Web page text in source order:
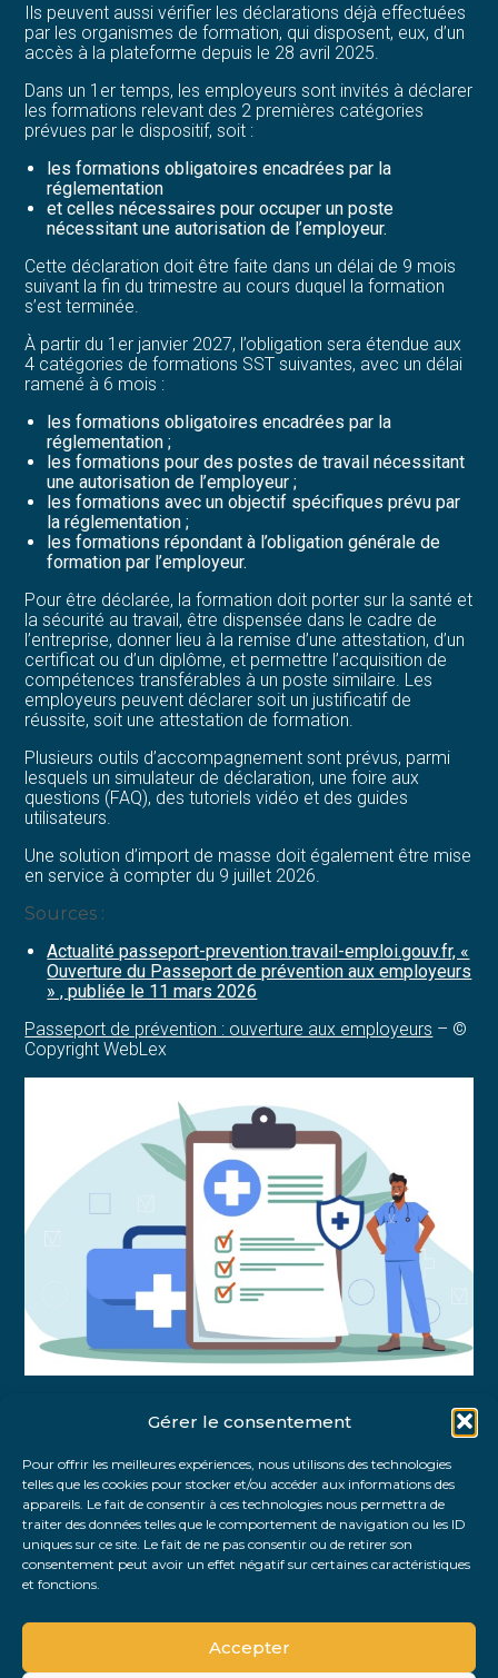
Gérer le consentement
Pour offrir les meilleures expériences, nous utilisons des technologies
telles que les cookies pour stocker et/ou accéder aux informations des
appareils. Le fait de consentir à ces technologies nous permettra de
traiter des données telles que le comportement de navigation ou les ID
uniques sur ce site. Le fait de ne pas consentir ou de retirer son
consentement peut avoir un effet négatif sur certaines caractéristiques
et fonctions.
Accepter
Ils peuvent aussi vérifier les déclarations déjà effectuées
par les organismes de formation, qui disposent, eux, d’un
accès à la plateforme depuis le 28 avril 2025.
Dans un 1er temps, les employeurs sont invités à déclarer
les formations relevant des 2 premières catégories
prévues par le dispositif, soit :
les formations obligatoires encadrées par la
réglementation
et celles nécessaires pour occuper un poste
nécessitant une autorisation de l’employeur.
Cette déclaration doit être faite dans un délai de 9 mois
suivant la fin du trimestre au cours duquel la formation
s’est terminée.
À partir du 1er janvier 2027, l’obligation sera étendue aux
4 catégories de formations SST suivantes, avec un délai
ramené à 6 mois :
les formations obligatoires encadrées par la
réglementation ;
les formations pour des postes de travail nécessitant
une autorisation de l’employeur ;
les formations avec un objectif spécifiques prévu par
la réglementation ;
les formations répondant à l’obligation générale de
formation par l’employeur.
Pour être déclarée, la formation doit porter sur la santé et
la sécurité au travail, être dispensée dans le cadre de
l’entreprise, donner lieu à la remise d’une attestation, d’un
certificat ou d’un diplôme, et permettre l’acquisition de
compétences transférables à un poste similaire. Les
employeurs peuvent déclarer soit un justificatif de
réussite, soit une attestation de formation.
Plusieurs outils d’accompagnement sont prévus, parmi
lesquels un simulateur de déclaration, une foire aux
questions (FAQ), des tutoriels vidéo et des guides
utilisateurs.
Une solution d’import de masse doit également être mise
en service à compter du 9 juillet 2026.
Sources :
Actualité passeport-prevention.travail-emploi.gouv.fr, «
Ouverture du Passeport de prévention aux employeurs
» , publiée le 11 mars 2026
Passeport de prévention : ouverture aux employeurs – ©
Copyright WebLex
FaceBook
TwitterLinkedIn